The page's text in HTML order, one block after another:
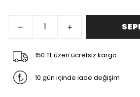
150 TL üzeri ücretsiz kargo
10 gün içinde iade değişim